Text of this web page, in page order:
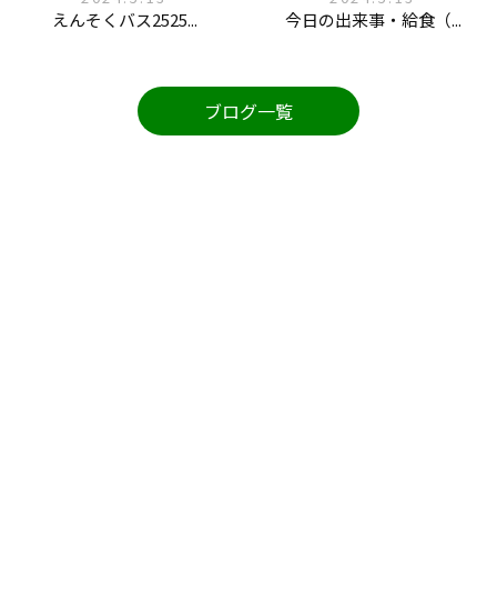
えんそくバス2525... 今日の出来事・給食（...
ブログ一覧